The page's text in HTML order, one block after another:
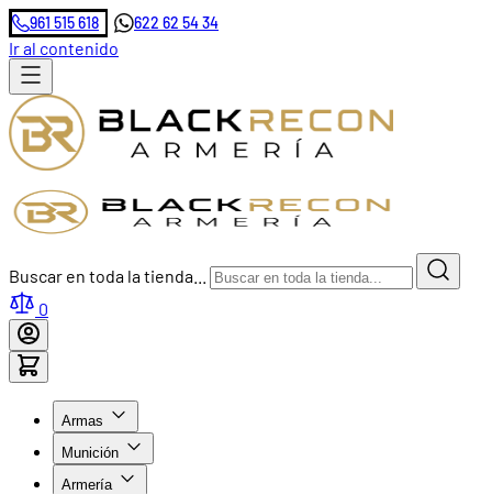
961 515 618 622 62 54 34
Ir al contenido
Buscar en toda la tienda...
0
Armas
Munición
Armería